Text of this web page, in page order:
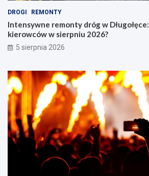
DROGI REMONTY
Intensywne remonty dróg w
kierowców w sierpniu 2026?
5 sierpnia 2026